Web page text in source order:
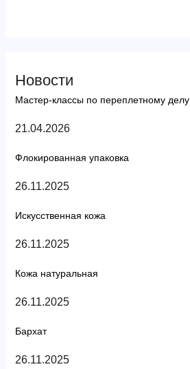
Новости
Мастер-классы по переплетному делу
21.04.2026
Флокированная упаковка
26.11.2025
Искусственная кожа
26.11.2025
Кожа натуральная
26.11.2025
Бархат
26.11.2025